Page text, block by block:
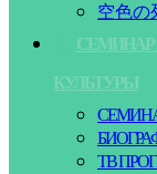
空色の
КУЛЬТУРЫ
ТВ